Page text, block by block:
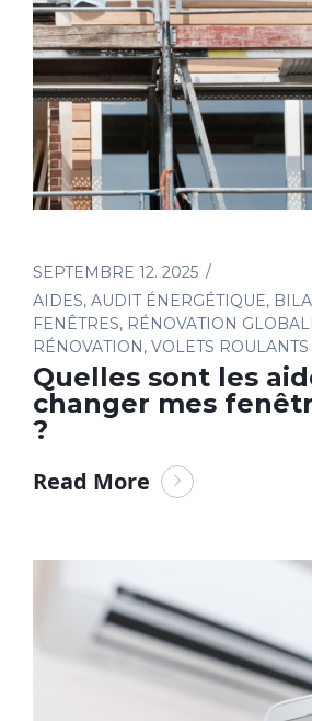
SEPTEMBRE 12. 2025
AIDES, AUDIT ÉNERGÉTIQUE,
FENÊTRES, RÉNOVATION
RÉNOVATION, VOLETS ROULANTS
Quelles sont les
changer mes
?
Read More